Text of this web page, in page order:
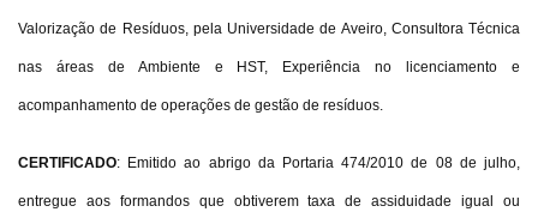
Valorização de Resíduos, pela Universidade de Aveiro, Consultora Técnica
nas áreas de Ambiente e HST, Experiência no licenciamento e
acompanhamento de operações de gestão de resíduos.
CERTIFICADO: Emitido ao abrigo da Portaria 474/2010 de 08 de julho,
entregue aos formandos que obtiverem taxa de assiduidade igual ou